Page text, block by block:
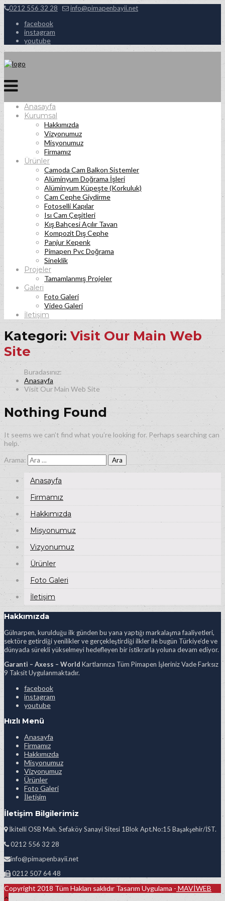
0212 556 32 28 info@pimapenbayii.net
facebook
instagram
youtube
Anasayfa
Kurumsal
Hakkımızda
Vizyonumuz
Misyonumuz
Firmamız
Ürünler
Camoda Cam Balkon Sistemler
Alüminyum Doğrama İşleri
Alüminyum Küpeşte (Korkuluk)
Cam Cephe Giydirme
Fotoselli Kapılar
Isı Cam Çeşitleri
Kış Bahçesi Açılır Tavan
Kompozit Dış Cephe
Panjur Kepenk
Pimapen Pvc Doğrama
Sineklik
Projeler
Tamamlanmış Projeler
Galeri
Foto Galeri
Video Galeri
İletişim
Kategori: Visit Our Main Web
Site
Anasayfa
Visit Our Main Web Site
Nothing Found
It seems we can’t find what you’re looking for. Perhaps searching can
help.
Arama:
Anasayfa
Firmamız
Hakkımızda
Misyonumuz
Vizyonumuz
Ürünler
Foto Galeri
İletişim
Hakkımızda
Gülnarpen, kurulduğu ilk günden bu yana yaptığı markalaşma faaliyetleri,
sektöre getirdiği yenilikler ve gerçekleştirdiği ilkler ile bugün Türkiye’de ve
dünyada sürekli yükselmeyi hedefleyen bir istikrarla yoluna devam ediyor.
Garanti – Axess – World Kartlarınıza Tüm Pimapen İşleriniz Vade Farksız
9 Taksit Uygulanmaktadır.
facebook
instagram
youtube
Hızlı Menü
Anasayfa
Firmamız
Hakkımızda
Misyonumuz
Vizyonumuz
Ürünler
Foto Galeri
İletişim
İletişim Bilgilerimiz
İkitelli OSB Mah. Sefaköy Sanayi Sitesi 1Blok Apt.No:15 Başakşehir/İST.
0212 556 32 28
info@pimapenbayii.net
0212 507 64 48
Copyright 2018 Tüm Hakları saklıdır Tasarım Uygulama - MAVİWEB